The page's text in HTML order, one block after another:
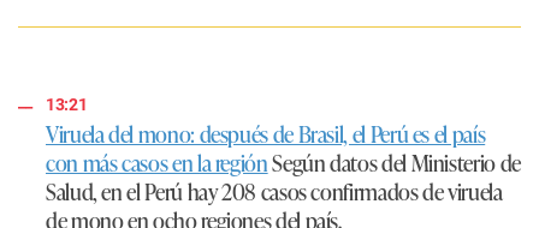
13:21
Viruela del mono: después de Brasil, el Perú es el país
con más casos en la regiónSegún datos del Ministerio de
Salud, en el Perú hay 208 casos confirmados de viruela
de mono en ocho regiones del país.